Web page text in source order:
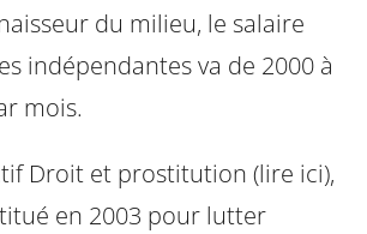
du milieu, le salaire
indépendantes va de 2000 à
mois.
Droit et prostitution (lire ici),
en 2003 pour lutter